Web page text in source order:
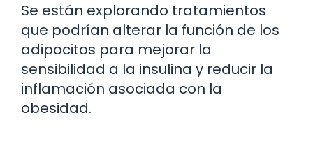
Se están explorando tratamientos
que podrían alterar la función de los
adipocitos para mejorar la
sensibilidad a la insulina y reducir la
inflamación asociada con la
obesidad.